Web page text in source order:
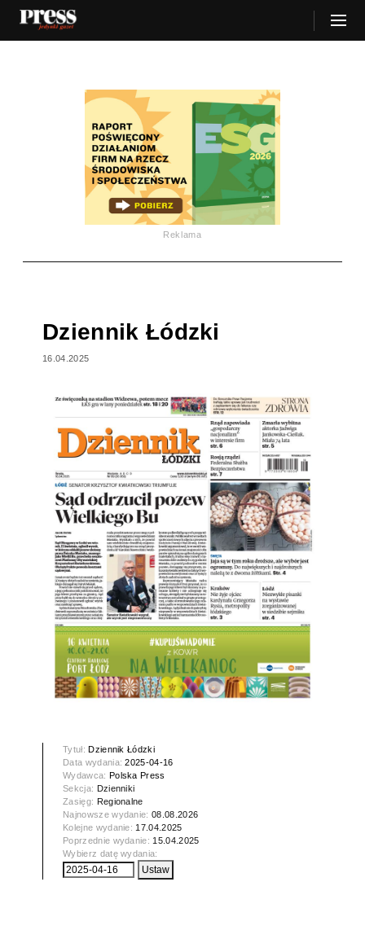
Reklama
Dziennik Łódzki
16.04.2025
Tytuł: Dziennik Łódzki
Data wydania:2025-04-16
Wydawca: Polska Press
Sekcja: Dzienniki
Zasięg: Regionalne
Najnowsze wydanie:08.08.2026
Kolejne wydanie: 17.04.2025
Poprzednie wydanie: 15.04.2025
Wybierz datę wydania: